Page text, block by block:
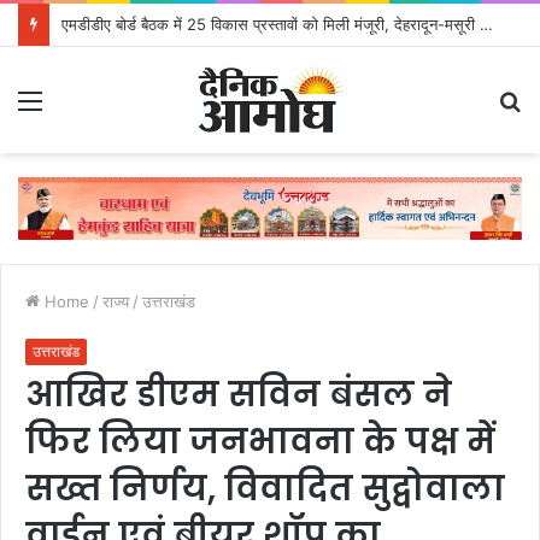
एमडीडीए बोर्ड बैठक में 25 विकास प्रस्तावों को मिली मंजूरी, देहरादून-मसूरी के नियोजित विकास को मिलेगी रफ्तार
Home / राज्य / उत्तराखंड
उत्तराखंड
आखिर डीएम सविन बंसल ने
फिर लिया जनभावना के पक्ष में
सख्त निर्णय, विवादित सुद्वोवाला